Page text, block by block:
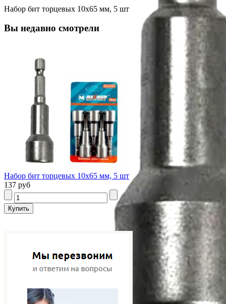
Набор бит торцевых 10x65 мм, 5 шт
Вы недавно смотрели
Набор бит торцевых 10x65 мм, 5 шт
137 руб